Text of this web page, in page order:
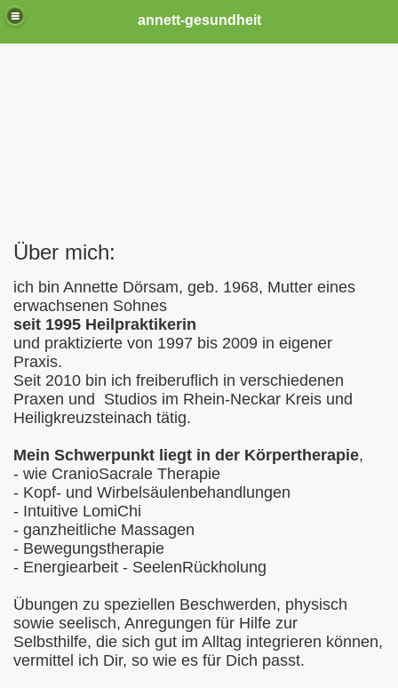
annett-gesundheit
Über mich:
ich bin Annette Dörsam, geb. 1968, Mutter eines
erwachsenen Sohnes
seit 1995 Heilpraktikerin
und praktizierte von 1997 bis 2009 in eigener
Praxis.
Seit 2010 bin ich freiberuflich in verschiedenen
Praxen und Studios im Rhein-Neckar Kreis und
Heiligkreuzsteinach tätig.
Mein Schwerpunkt liegt in der Körpertherapie,
- wie CranioSacrale Therapie
- Kopf- und Wirbelsäulenbehandlungen
- Intuitive LomiChi
- ganzheitliche Massagen
- Bewegungstherapie
- Energiearbeit - SeelenRückholung
Übungen zu speziellen Beschwerden, physisch
sowie seelisch, Anregungen für Hilfe zur
Selbsthilfe, die sich gut im Alltag integrieren können,
vermittel ich Dir, so wie es für Dich passt.